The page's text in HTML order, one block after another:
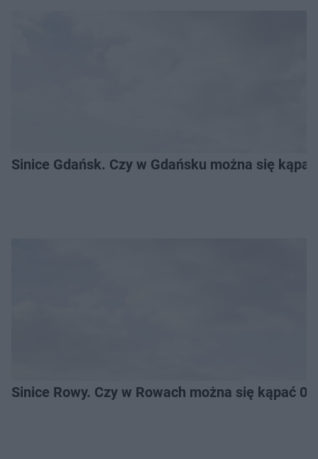
Sinice Gdańsk. Czy w Gdańsku można się
Sinice Rowy. Czy w Rowach można się kąpać